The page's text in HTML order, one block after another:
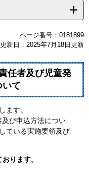
ページ番号：0181899
更新日：2025年7月18日更新
任者及び児童発
いて
ます。
び申込方法につい
ている実施要領及び
ります。